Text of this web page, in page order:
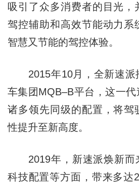
吸引了众多消费者的目光，
驾控辅助和高效节能动力系
智慧又节能的驾控体验。
2015年10月，全新速派
车集团MQB–B平台，这一
诸多领先同级的配置，将驾
性提升至新高度。
2019年，新速派焕新而
科技配置等方面，带来多达